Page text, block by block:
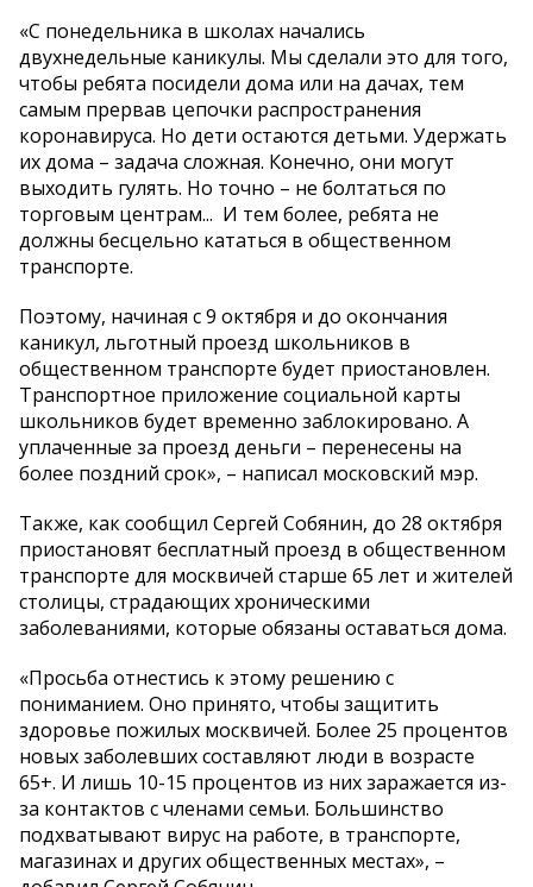
«С понедельника в школах начались
двухнедельные каникулы. Мы сделали это для того,
чтобы ребята посидели дома или на дачах, тем
самым прервав цепочки распространения
коронавируса. Но дети остаются детьми. Удержать
их дома – задача сложная. Конечно, они могут
выходить гулять. Но точно – не болтаться по
торговым центрам... И тем более, ребята не
должны бесцельно кататься в общественном
транспорте.
Поэтому, начиная с 9 октября и до окончания
каникул, льготный проезд школьников в
общественном транспорте будет приостановлен.
Транспортное приложение социальной карты
школьников будет временно заблокировано. А
уплаченные за проезд деньги – перенесены на
более поздний срок», – написал московский мэр.
Также, как сообщил Сергей Собянин, до 28 октября
приостановят бесплатный проезд в общественном
транспорте для москвичей старше 65 лет и жителей
столицы, страдающих хроническими
заболеваниями, которые обязаны оставаться дома.
«Просьба отнестись к этому решению с
пониманием. Оно принято, чтобы защитить
здоровье пожилых москвичей. Более 25 процентов
новых заболевших составляют люди в возрасте
65+. И лишь 10-15 процентов из них заражается из-
за контактов с членами семьи. Большинство
подхватывают вирус на работе, в транспорте,
магазинах и других общественных местах», –